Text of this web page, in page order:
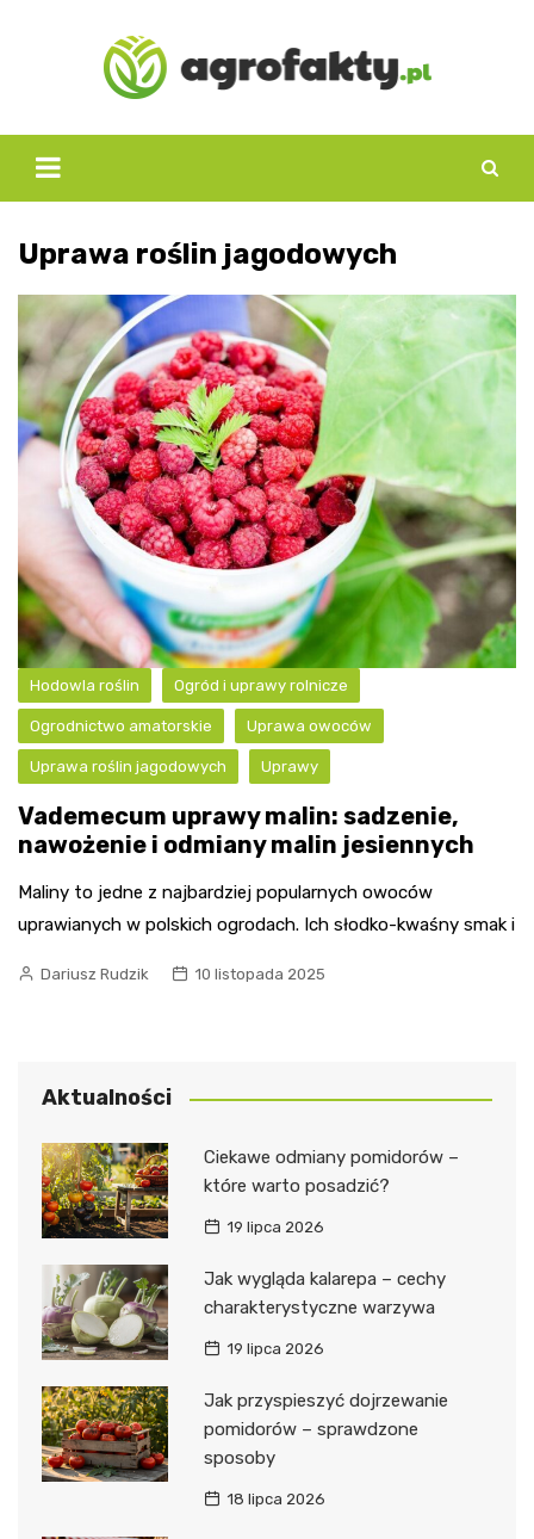
Uprawa roślin jagodowych
Hodowla roślin Ogród i uprawy rolnicze
Ogrodnictwo amatorskie Uprawa owoców
Uprawa roślin jagodowych Uprawy
Vademecum uprawy malin: sadzenie,
nawożenie i odmiany malin jesiennych
Maliny to jedne z najbardziej popularnych owoców
uprawianych w polskich ogrodach. Ich słodko-kwaśny smak i
Dariusz Rudzik 10 listopada 2025
Aktualności
Ciekawe odmiany pomidorów –
które warto posadzić?
19 lipca 2026
Jak wygląda kalarepa – cechy
charakterystyczne warzywa
19 lipca 2026
Jak przyspieszyć dojrzewanie
pomidorów – sprawdzone
sposoby
18 lipca 2026